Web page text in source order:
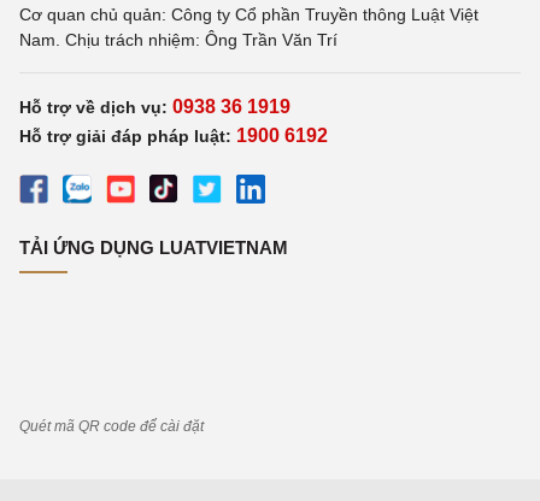
Cơ quan chủ quản: Công ty Cổ phần Truyền thông Luật Việt
Nam. Chịu trách nhiệm: Ông Trần Văn Trí
Hỗ trợ về dịch vụ: 0938 36 1919
Hỗ trợ giải đáp pháp luật: 1900 6192
TẢI ỨNG DỤNG LUATVIETNAM
Quét mã QR code để cài đặt